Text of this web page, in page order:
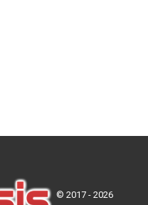
© 2017 - 2026